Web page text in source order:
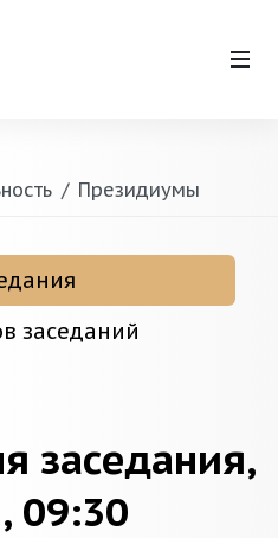
Президиумы
заседаний
заседания,
09:30